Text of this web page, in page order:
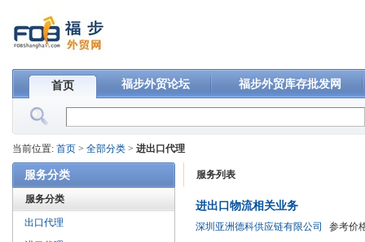
首页 福步外贸论坛 福步外贸库存批发网
当前位置: 首页 > 全部分类 > 进出口代理
服务分类
服务分类
出口代理
服务列表
进出口物流相关业务
深圳亚洲德科供应链有限公司 参考价